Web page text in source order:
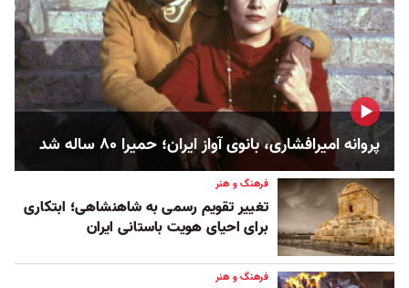
پروانه امیرافشاری، بانوی آواز ایران؛ حمیرا ۸۰ ساله شد
فرهنگ و هنر
تغییر تقویم رسمی به شاهنشاهی؛ ابتکاری
برای احیای هویت باستانی ایران
فرهنگ و هنر